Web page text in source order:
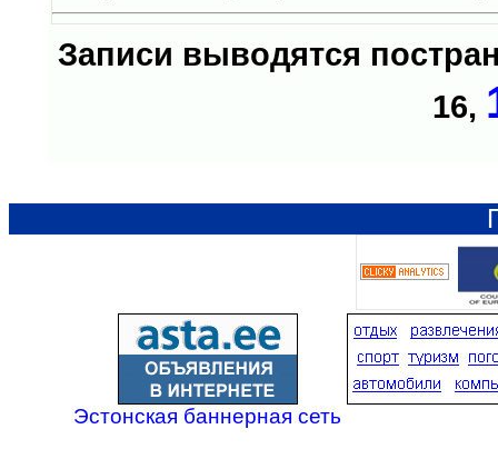
Записи выводятся
16,
Эстонская баннерная сеть